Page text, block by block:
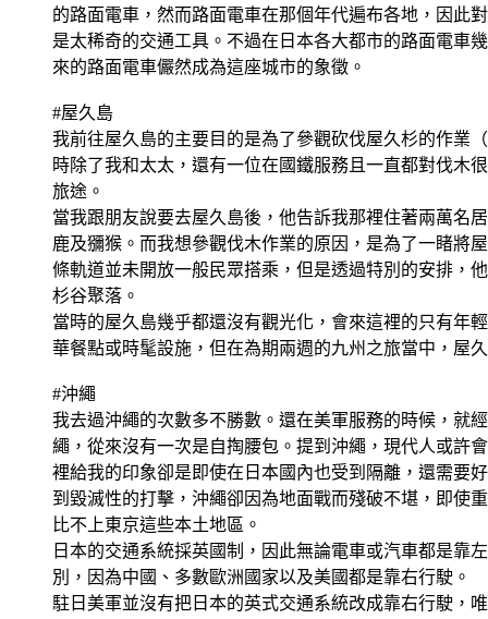
的路面電車，然而路面電車在那個年代遍布各地，因此
是太稀奇的交通工具。不過在日本各大都市的路面電車
來的路面電車儼然成為這座城市的象徵。
#屋久島
我前往屋久島的主要目的是為了參觀砍伐屋久杉的作業
時除了我和太太，還有一位在國鐵服務且一直都對伐木
旅途。
當我跟朋友說要去屋久島後，他告訴我那裡住著兩萬名
鹿及獼猴。而我想參觀伐木作業的原因，是為了一睹將
條軌道並未開放一般民眾搭乘，但是透過特別的安排，
杉谷聚落。
當時的屋久島幾乎都還沒有觀光化，會來這裡的只有年
華餐點或時髦設施，但在為期兩週的九州之旅當中，屋
#沖繩
我去過沖繩的次數多不勝數。還在美軍服務的時候，就
繩，從來沒有一次是自掏腰包。提到沖繩，現代人或許
裡給我的印象卻是即使在日本國內也受到隔離，還需要
到毀滅性的打擊，沖繩卻因為地面戰而殘破不堪，即使
比不上東京這些本土地區。
日本的交通系統採英國制，因此無論電車或汽車都是靠
別，因為中國、多數歐洲國家以及美國都是靠右行駛。
駐日美軍並沒有把日本的英式交通系統改成靠右行駛，